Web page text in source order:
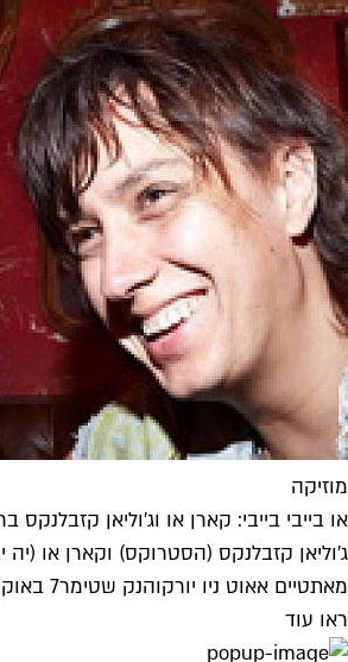
מוזיקה
או בייבי בייבי: קארן או וג'וליאן קזבלנקס
ג'וליאן קזבלנקס (הסטרוקס) וקארן או (יה
מאתטיים אאוט ניו יורקוהנק שטימר7 באוקטובר 2014
ראו עוד